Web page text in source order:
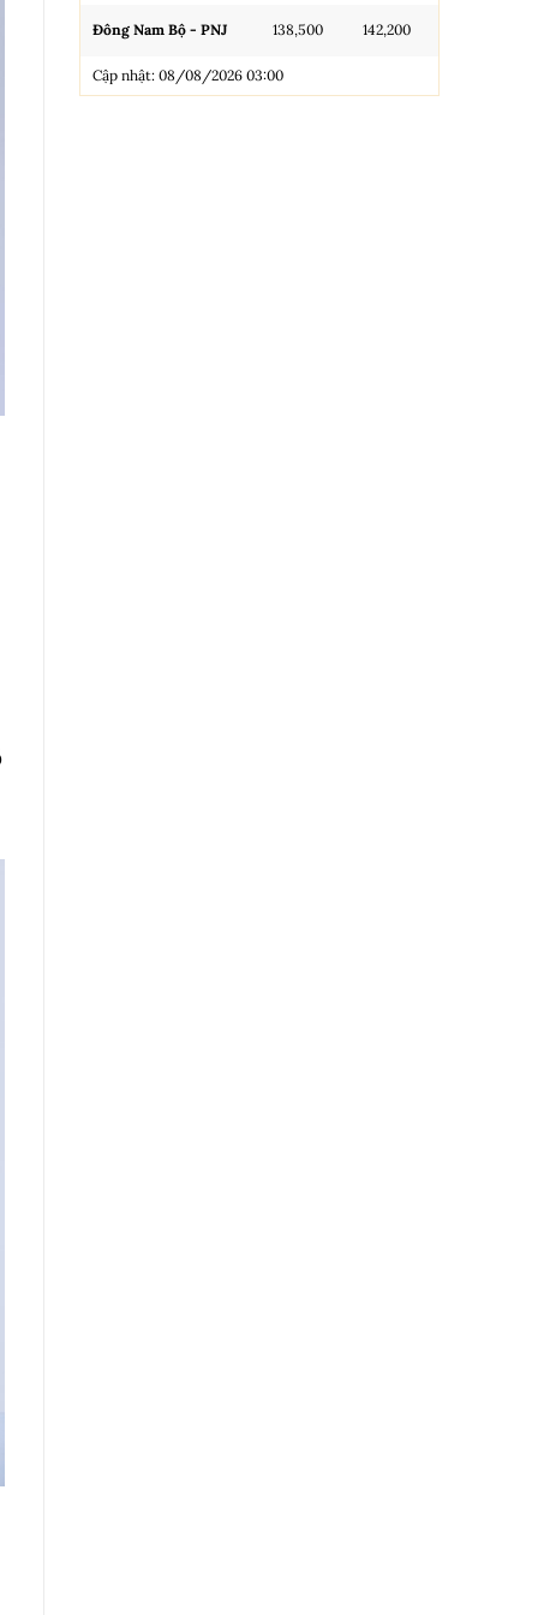
Đông Nam Bộ - PNJ 138,500 142,200
Cập nhật: 08/08/2026 03:00